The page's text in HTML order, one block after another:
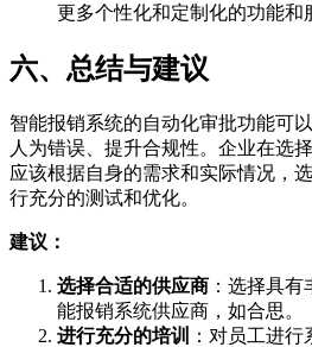
更多个性化和定制化的功能和
六、总结与建议
智能报销系统的自动化审批功能可
人为错误、提升合规性。企业在选
应该根据自身的需求和实际情况，
行充分的测试和优化。
建议：
选择合适的供应商 ：选择具
能报销系统供应商，如合思。
进行充分的培训
：对员工进